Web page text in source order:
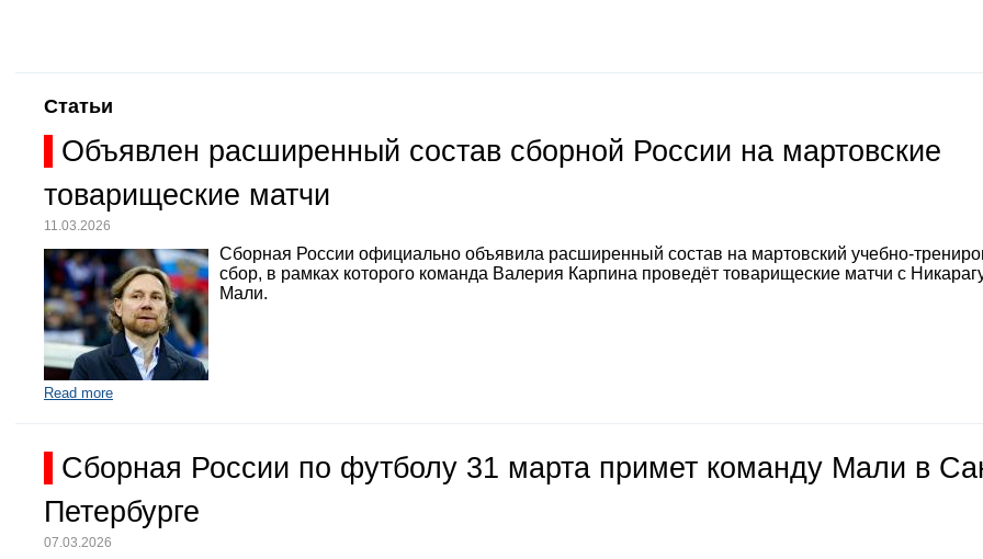
Статьи
Объявлен расширенный состав сборной России на мартовские
товарищеские матчи
11.03.2026
Сборная России официально объявила расширенный состав на мартовский учебно-
сбор, в рамках которого команда Валерия Карпина проведёт товарищеские матчи с
Мали.
Read more
Сборная России по футболу 31 марта примет команду Мали в
Петербурге
07.03.2026